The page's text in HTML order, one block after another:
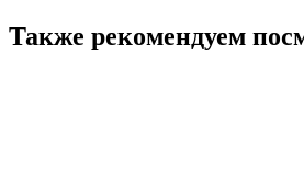
Также рекомендуем